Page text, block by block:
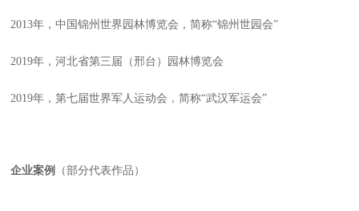
2013年，中国锦州世界园林博览会，简称“锦州世园会”
2019年，河北省第三届（邢台）园林博览会
2019年，第七届世界军人运动会，简称“武汉军运会”
企业案例 （部分代表作品）